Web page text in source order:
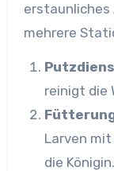
mehrere
reinigt die
Larven
die Königin.